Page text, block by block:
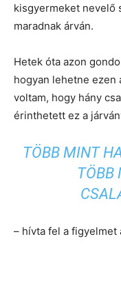
kisgyermeket nevelő
maradnak árván.
Hetek óta azon
hogyan lehetne ezen
voltam, hogy hány
érinthetett ez a
TÖBB MINT
TÖBB
– hívta fel a figyelmet